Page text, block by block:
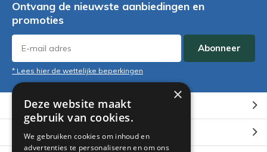
Ontvang de nieuwste aanbiedingen en
promoties
Abonneer
* Lees hier de wettelijke beperkingen
Klantenservice
Mijn account
×
Deze website maakt
gebruik van cookies.
We gebruiken cookies om inhoud en
advertenties te personaliseren en om ons